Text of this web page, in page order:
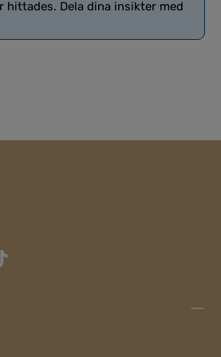
hittades. Dela dina insikter med